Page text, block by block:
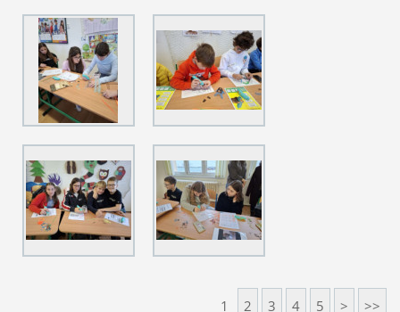
1 2 3 4 5 > >>